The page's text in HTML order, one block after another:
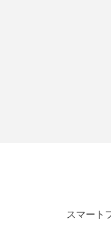
スマート